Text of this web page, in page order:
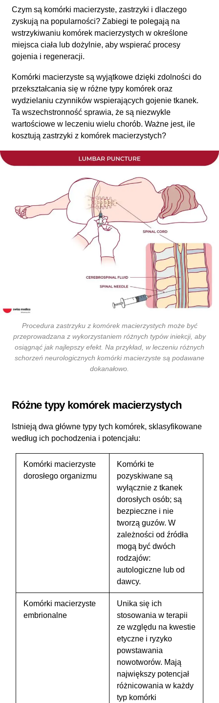
Czym są komórki macierzyste, zastrzyki i dlaczego
zyskują na popularności? Zabiegi te polegają na
wstrzykiwaniu komórek macierzystych w określone
miejsca ciała lub dożylnie, aby wspierać procesy
gojenia i regeneracji.
Komórki macierzyste są wyjątkowe dzięki zdolności do
przekształcania się w różne typy komórek oraz
wydzielaniu czynników wspierających gojenie tkanek.
Ta wszechstronność sprawia, że są niezwykle
wartościowe w leczeniu wielu chorób. Ważne jest, ile
kosztują zastrzyki z komórek macierzystych?
Procedura zastrzyku z komórek macierzystych może być
przeprowadzana z wykorzystaniem różnych typów iniekcji, aby
osiągnąć jak najlepszy efekt. Na przykład, w leczeniu różnych
schorzeń neurologicznych komórki macierzyste są podawane
dokanałowo
Różne typy komórek macierzystych
Istnieją dwa główne typy tych komórek, sklasyfikowane
według ich pochodzenia i potencjału:
Komórki macierzyste
dorosłego organizmu
Komórki te
pozyskiwane są
wyłącznie z tkanek
dorosłych osób; są
bezpieczne i nie
tworzą guzów. W
zależności od źródła
mogą być dwóch
rodzajów:
autologiczne lub od
dawcy.
Komórki macierzyste
embrionalne
Unika się ich
stosowania w terapii
ze względu na kwestie
etyczne i ryzyko
powstawania
nowotworów. Mają
największy potencjał
różnicowania w każdy
typ komórki